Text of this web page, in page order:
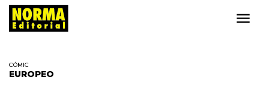
CÓMIC
EUROPEO